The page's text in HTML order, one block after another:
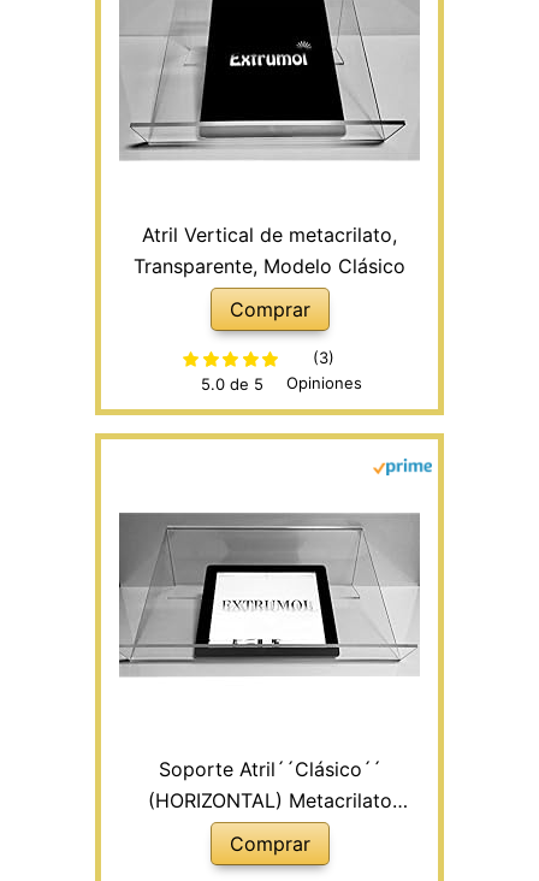
Atril Vertical de metacrilato,
Transparente, Modelo Clásico
Comprar
5.0 de 5
(3)
Opiniones
Soporte Atril´´Clásico´´
(HORIZONTAL) Metacrilato
Transparente
Comprar